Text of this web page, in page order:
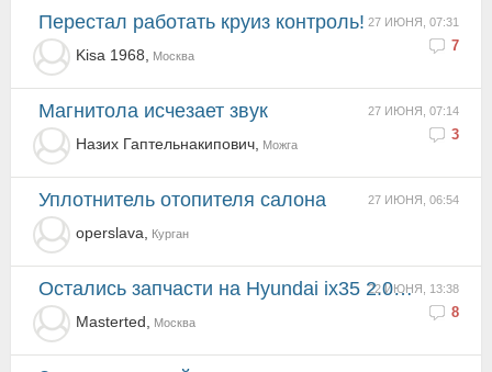
27 ИЮНЯ, 07:31
7
Перестал работать круиз контроль!
Kisa 1968, Москва
27 ИЮНЯ, 07:14
3
магнитола исчезает звук
Назих Гаптельнакипович, Можга
27 ИЮНЯ, 06:54
Уплотнитель отопителя салона
operslava, Курган
22 ИЮНЯ, 13:38
8
Остались запчасти на Hyundai ix35 2.0 CRDi 4WD
Masterted, Москва